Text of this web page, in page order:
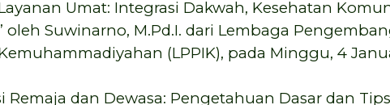
Umat: Integrasi Dakwah, Kesehatan
oleh Suwinarno, M.Pd.I. dari Lembaga
(LPPIK), pada Minggu, 4
Remaja dan Dewasa: Pengetahuan Dasar dan Tips